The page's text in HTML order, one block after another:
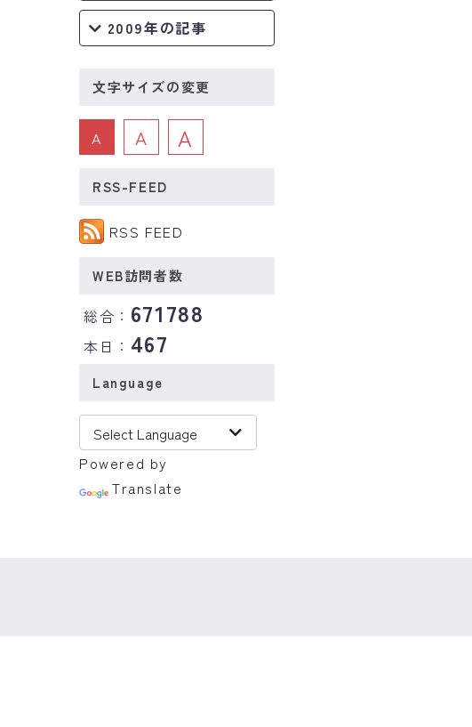
2009年の記事
文字サイズの変更
A A A
RSS-FEED
RSS FEED
WEB訪問者数
総合： 671788
本日： 467
Language
Powered by
Translate